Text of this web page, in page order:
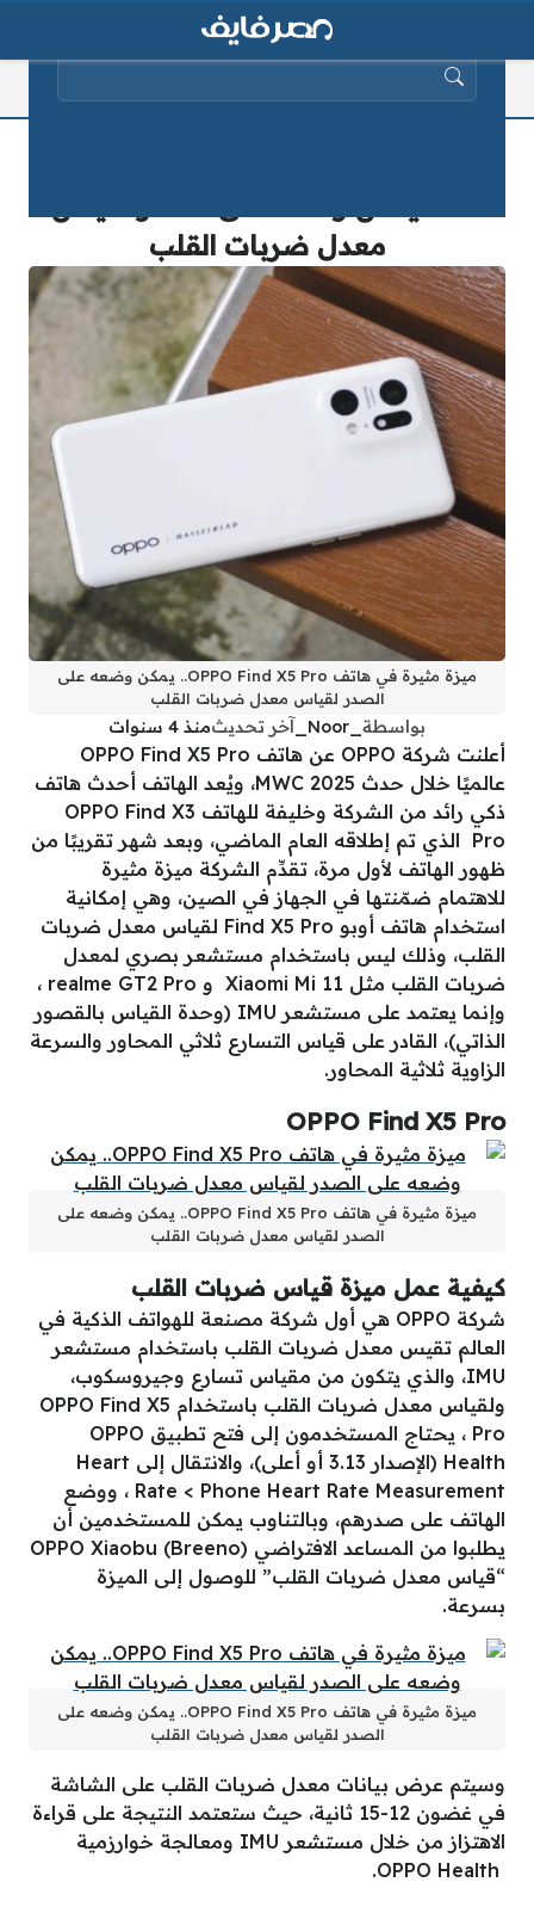
معدل ضربات القلب
ميزة مثيرة في هاتف OPPO Find X5 Pro.. يمكن وضعه على
الصدر لقياس معدل ضربات القلب
بواسطة آخر تحديثمنذ 4 سنوات
أعلنت شركة OPPO عن هاتف OPPO Find X5 Pro
عالميًا خلال حدث MWC 2025، ويُعد الهاتف أحدث هاتف
ذكي رائد من الشركة وخليفة للهاتف OPPO Find X3
Pro الذي تم إطلاقه العام الماضي، وبعد شهر تقريبًا من
ظهور الهاتف لأول مرة، تقدِّم الشركة ميزة مثيرة
للاهتمام ضمّنتها في الجهاز في الصين، وهي إمكانية
استخدام هاتف أوبو Find X5 Pro لقياس معدل ضربات
القلب، وذلك ليس باستخدام مستشعر بصري لمعدل
ضربات القلب مثل Xiaomi Mi 11 و realme GT2 Pro ،
وإنما يعتمد على مستشعر IMU (وحدة القياس بالقصور
الذاتي)، القادر على قياس التسارع ثلاثي المحاور والسرعة
الزاوية ثلاثية المحاور.
OPPO Find X5 Pro
ميزة مثيرة في هاتف OPPO Find X5 Pro.. يمكن وضعه على
الصدر لقياس معدل ضربات القلب
كيفية عمل ميزة قياس ضربات القلب
شركة OPPO هي أول شركة مصنعة للهواتف الذكية في
العالم تقيس معدل ضربات القلب باستخدام مستشعر
IMU، والذي يتكون من مقياس تسارع وجيروسكوب،
ولقياس معدل ضربات القلب باستخدام OPPO Find X5
Pro ، يحتاج المستخدمون إلى فتح تطبيق OPPO
Health (الإصدار 3.13 أو أعلى)، والانتقال إلى Heart
Rate < Phone Heart Rate Measurement ، ووضع
الهاتف على صدرهم، وبالتناوب يمكن للمستخدمين أن
يطلبوا من المساعد الافتراضي OPPO Xiaobu (Breeno)
“قياس معدل ضربات القلب” للوصول إلى الميزة
بسرعة.
ميزة مثيرة في هاتف OPPO Find X5 Pro.. يمكن وضعه على
الصدر لقياس معدل ضربات القلب
وسيتم عرض بيانات معدل ضربات القلب على الشاشة
في غضون 12-15 ثانية، حيث ستعتمد النتيجة على قراءة
الاهتزاز من خلال مستشعر IMU ومعالجة خوارزمية
البحث عن: